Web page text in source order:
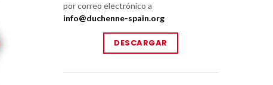
por correo electrónico a
info@duchenne-spain.org
DESCARGAR